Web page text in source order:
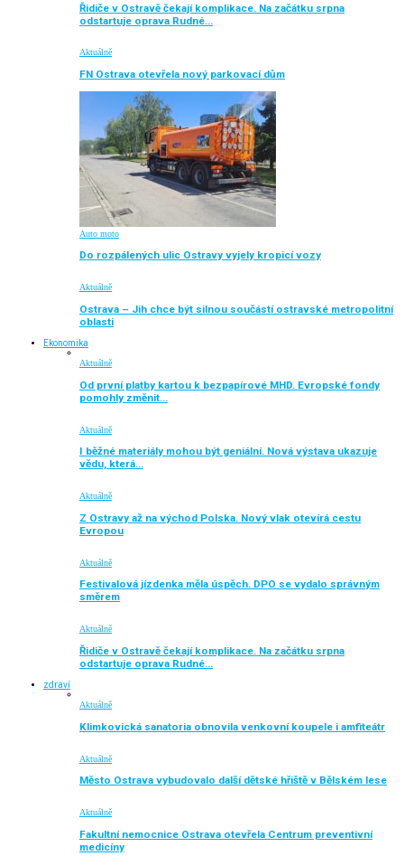
Řidiče v Ostravě čekají komplikace. Na začátku srpna
odstartuje oprava Rudné…
Aktuálně
FN Ostrava otevřela nový parkovací dům
Auto moto
Do rozpálených ulic Ostravy vyjely kropicí vozy
Aktuálně
Ostrava – Jih chce být silnou součástí ostravské metropolitní
oblasti
Ekonomika
Aktuálně
Od první platby kartou k bezpapírové MHD. Evropské fondy
pomohly změnit…
Aktuálně
I běžné materiály mohou být geniální. Nová výstava ukazuje
vědu, která…
Aktuálně
Z Ostravy až na východ Polska. Nový vlak otevírá cestu
Evropou
Aktuálně
Festivalová jízdenka měla úspěch. DPO se vydalo správným
směrem
Aktuálně
Řidiče v Ostravě čekají komplikace. Na začátku srpna
odstartuje oprava Rudné…
zdraví
Aktuálně
Klimkovická sanatoria obnovila venkovní koupele i amfiteátr
Aktuálně
Město Ostrava vybudovalo další dětské hřiště v Bělském lese
Aktuálně
Fakultní nemocnice Ostrava otevřela Centrum preventivní
medicíny